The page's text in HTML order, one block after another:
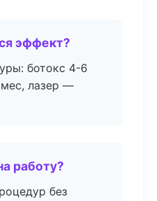
эффект?
ботокс 4-6
лазер —
работу?
без